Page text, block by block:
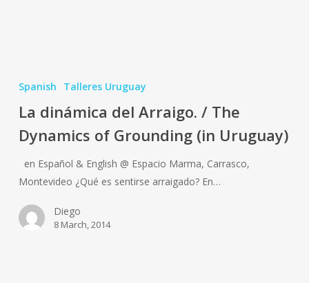
Arraigo.
/
Dynamics
of
Grounding
(in
Spanish Talleres Uruguay
La dinámica del Arraigo. / The
Dynamics of Grounding (in Uruguay)
en Español & English @ Espacio Marma, Carrasco,
Montevideo ¿Qué es sentirse arraigado? En…
Diego
8 March, 2014